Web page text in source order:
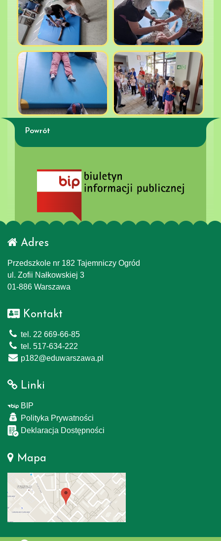
Powrót
Adres
Przedszkole nr 182 Tajemniczy Ogród
ul. Zofii Nałkowskiej 3
01-886 Warszawa
Kontakt
tel. 22 669-66-85
tel. 517-634-222
p182@eduwarszawa.pl
Linki
BIP
Polityka Prywatności
Deklaracja Dostępności
Mapa